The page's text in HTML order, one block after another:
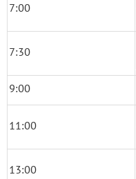
7:00
7:30
9:00
11:00
13:00